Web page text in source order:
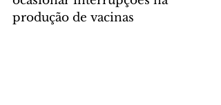
produção de vacinas